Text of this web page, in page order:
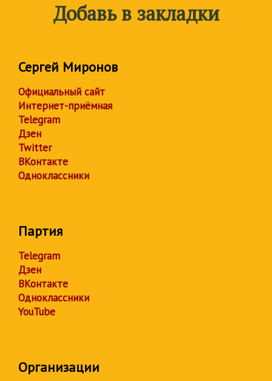
Добавь в закладки
Сергей Миронов
Официальный сайт
Интернет-приёмная
Telegram
Дзен
Twitter
ВКонтакте
Одноклассники
Партия
Telegram
Дзен
ВКонтакте
Одноклассники
YouTube
Организации